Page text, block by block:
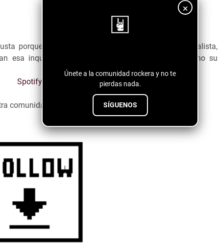
×
Únete a la comunidad rockera y no te
pierdas nada.
SÍGUENOS
porque nos muestra un lado introspectivo del vocalista,
esa inquietud musical, dejándonos a nosotros como su
Spotify
comunidad emergente ↓↓↓↓